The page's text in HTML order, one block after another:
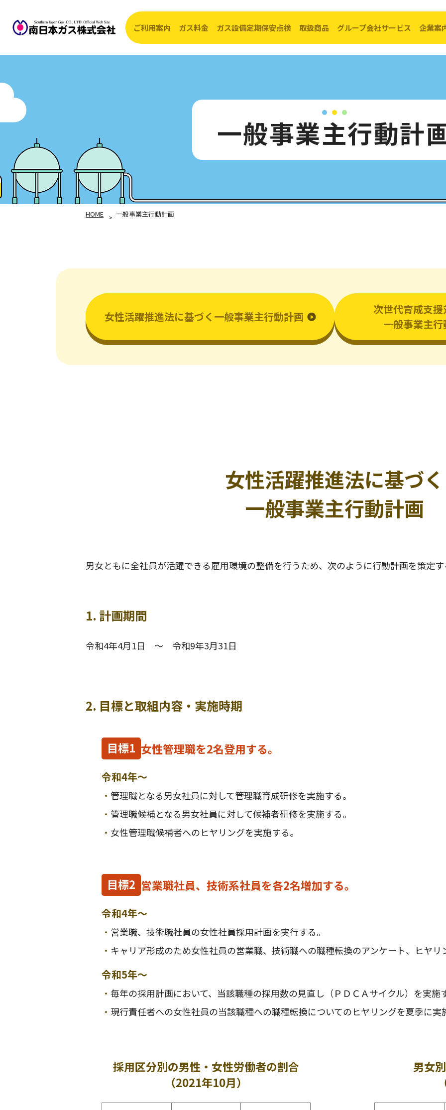
ご利用案内
ガス器具の修理手続き
ガス料金
約款（PDF）
ガス設備定期保安点検
ガス器具の安全使用
ガス漏れ警報器について
取扱商品
リビング
給湯器・ふろがま
グループ会社サービス
太陽光× ガス
企業案
一般事業主行動計
HOME 一般事業主行動計画
女性活躍推進法に基づく 一般事業主行動計画
次世代育成支
一般事業主
女性活躍推進法に基づく
一般事業主行動計画
男女ともに全社員が活躍できる雇用環境の整備を行うため、次のように行動計画を策定
1. 計画期間
令和4年4月1日 ～ 令和9年3月31日
2. 目標と取組内容・実施時期
目標1 女性管理職を2名登用する。
令和4年～
・ 管理職となる男女社員に対して管理職育成研修を実施する。
・ 管理職候補となる男女社員に対して候補者研修を実施する。
・ 女性管理職候補者へのヒヤリングを実施する。
目標2 営業職社員、技術系社員を各2名増加する。
令和4年～
・ 営業職、技術職社員の女性社員採用計画を実行する。
・ キャリア形成のため女性社員の営業職、技術職への職種転換のアンケート、ヒヤ
令和5年～
・ 毎年の採用計画において、当該職種の採用数の見直し（ＰＤＣＡサイクル）を実施
・ 現行責任者への女性社員の当該職種への職種転換についてのヒヤリングを夏季に実
採用区分別の男性・女性労働者の割合
（2021年10月）
男女